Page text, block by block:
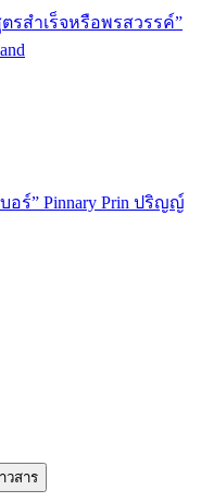
ตรสำเร็จหรือพรสวรรค์”
อร์” Pinnary Prin ปริญญ์
วสาร